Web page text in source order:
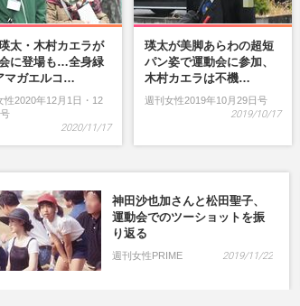
太・木村カエラが
に登場も…全身緑
マガエルコ…
性2020年12月1日・12
2020/11/17
瑛太が美脚あらわの超短
パン姿で運動会に参加、
木村カエラは不機…
週刊女性2019年10月29日号
2019/10/17
神田沙也加さんと松田聖子、
運動会でのツーショットを振
り返る
週刊女性PRIME 2019/11/22